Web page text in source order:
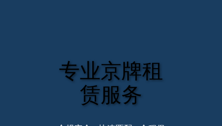
专业京牌租
赁服务